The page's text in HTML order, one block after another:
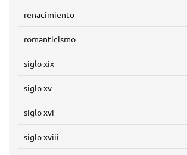
renacimiento
romanticismo
siglo xix
siglo xv
siglo xvi
siglo xviii